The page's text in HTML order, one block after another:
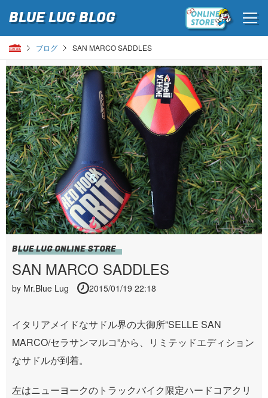
BLUE LUGBLOG
ブログ SAN MARCO SADDLES
BLUE LUG ONLINE STORE
SAN MARCO SADDLES
by Mr.Blue Lug 2015/01/19 22:18
イタリアメイドなサドル界の大御所”SELLE SAN
MARCO/セラサンマルコ”から、リミテッドエディション
なサドルが到着。
左はニューヨークのトラックバイク限定ハードコアクリ